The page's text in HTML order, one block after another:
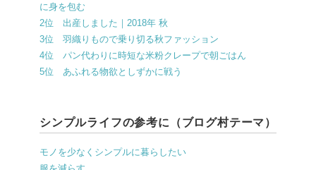
に身を包む
2位 出産しました｜2018年 秋
3位 羽織りもので乗り切る秋ファッション
4位 パン代わりに時短な米粉クレープで朝ごはん
5位 あふれる物欲としずかに戦う
シンプルライフの参考に（ブログ村テーマ）
モノを少なくシンプルに暮らしたい